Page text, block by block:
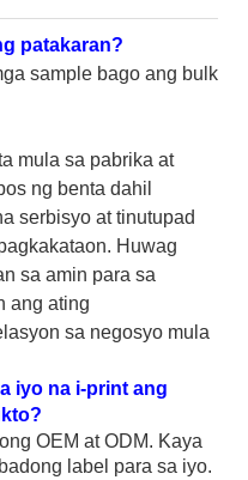
patakaran?
sample bago ang bulk
mula sa pabrika at
ng benta dahil
serbisyo at tinutupad
Huwag
sa amin para sa
ang ating
sa negosyo mula
iyo na i-print ang
OEM at ODM. Kaya
label para sa iyo.